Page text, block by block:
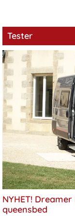
Tester
NYHET!
queensbed